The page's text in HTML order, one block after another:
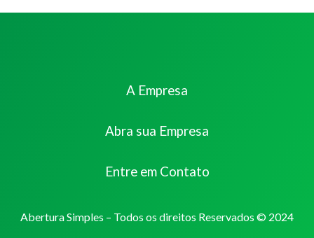
A Empresa
Abra sua Empresa
Entre em Contato
Abertura Simples – Todos os direitos Reservados © 2024